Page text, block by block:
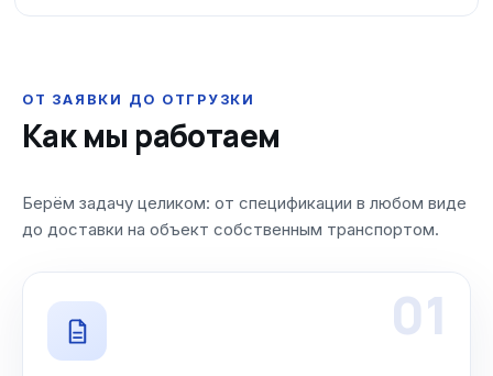
ОТ ЗАЯВКИ ДО ОТГРУЗКИ
Как мы работаем
Берём задачу целиком: от спецификации в любом виде
до доставки на объект собственным транспортом.
01